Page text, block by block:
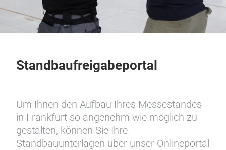
Standbaufreigabeportal
Um Ihnen den Aufbau Ihres Messestandes
in Frankfurt so angenehm wie möglich zu
gestalten, können Sie Ihre
Standbauunterlagen über unser Onlineportal